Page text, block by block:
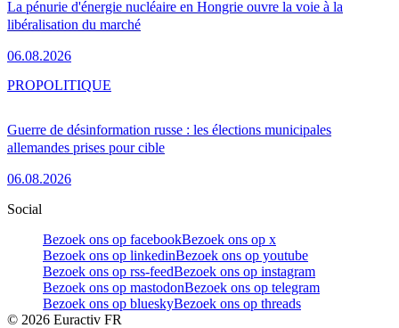
La pénurie d'énergie nucléaire en Hongrie ouvre la voie à la
libéralisation du marché
06.08.2026
Guerre de désinformation russe : les élections municipales
allemandes prises pour cible
06.08.2026
PROPOLITIQUE
Social
Bezoek ons op facebookBezoek ons op x
Bezoek ons op linkedinBezoek ons op youtube
Bezoek ons op rss-feedBezoek ons op instagram
Bezoek ons op mastodonBezoek ons op telegram
Bezoek ons op blueskyBezoek ons op threads
© 2026 Euractiv FR